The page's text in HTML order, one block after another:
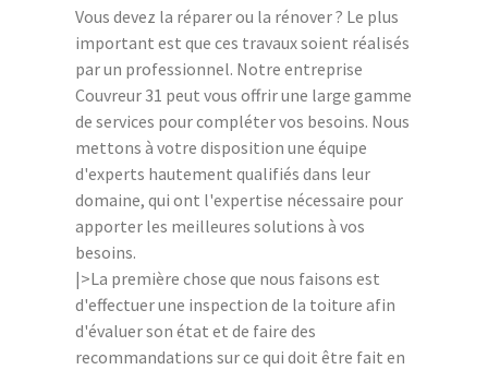
Vous devez la réparer ou la rénover ? Le plus
important est que ces travaux soient réalisés
par un professionnel. Notre entreprise
Couvreur 31 peut vous offrir une large gamme
de services pour compléter vos besoins. Nous
mettons à votre disposition une équipe
d'experts hautement qualifiés dans leur
domaine, qui ont l'expertise nécessaire pour
apporter les meilleures solutions à vos
besoins.
|>La première chose que nous faisons est
d'effectuer une inspection de la toiture afin
d'évaluer son état et de faire des
recommandations sur ce qui doit être fait en